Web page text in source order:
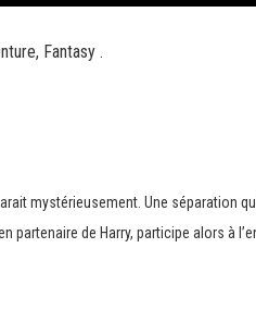
Fantasy .
mystérieusement. Une séparation
partenaire de Harry, participe alors à